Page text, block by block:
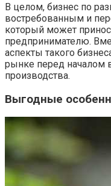
В целом, бизнес по
востребованным и
который может
предпринимателю.
аспекты такого
рынке перед началом
производства.
Выгодные